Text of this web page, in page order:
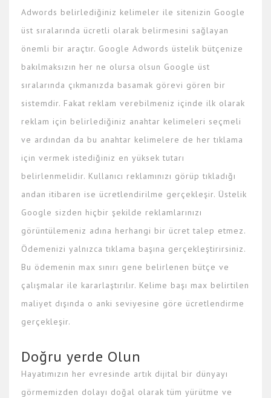
Adwords belirlediğiniz kelimeler ile sitenizin Google
üst sıralarında ücretli olarak belirmesini sağlayan
önemli bir araçtır. Google Adwords üstelik bütçenize
bakılmaksızın her ne olursa olsun Google üst
sıralarında çıkmanızda basamak görevi gören bir
sistemdir. Fakat reklam verebilmeniz içinde ilk olarak
reklam için belirlediğiniz anahtar kelimeleri seçmeli
ve ardından da bu anahtar kelimelere de her tıklama
için vermek istediğiniz en yüksek tutarı
belirlenmelidir. Kullanıcı reklamınızı görüp tıkladığı
andan itibaren ise ücretlendirilme gerçekleşir. Üstelik
Google sizden hiçbir şekilde reklamlarınızı
görüntülemeniz adına herhangi bir ücret talep etmez.
Ödemenizi yalnızca tıklama başına gerçekleştirirsiniz.
Bu ödemenin max sınırı gene belirlenen bütçe ve
çalışmalar ile kararlaştırılır. Kelime başı max belirtilen
maliyet dışında o anki seviyesine göre ücretlendirme
gerçekleşir.
Doğru yerde Olun
Hayatımızın her evresinde artık dijital bir dünyayı
görmemizden dolayı doğal olarak tüm yürütme ve